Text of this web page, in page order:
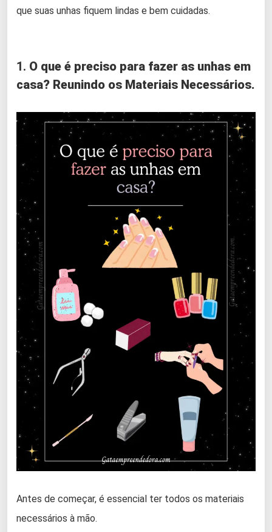
que suas unhas fiquem lindas e bem cuidadas.
1. O que é preciso para fazer as unhas em
casa? Reunindo os Materiais Necessários.
Antes de começar, é essencial ter todos os materiais
necessários à mão.